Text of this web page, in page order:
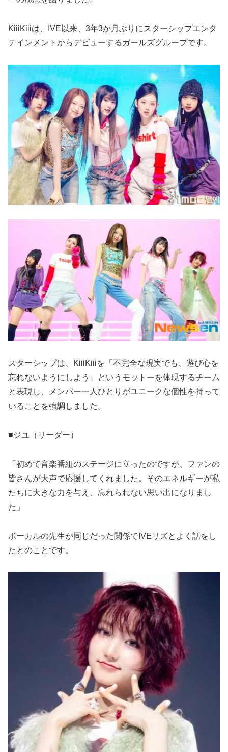
KiiiKiiiは、IVE以来、3年3か月ぶりにスターシップエンタ
テインメントからデビューするガールズグループです。
スターシップは、KiiiKiiiを「不完全な現実でも、遊び心を
忘れないようにしよう」というモットーを体現するチーム
と表現し、メンバー一人ひとりがユニークな個性を持って
いることを強調しました。
■ジユ（リーダー）
「初めて音楽番組のステージに立ったのですが、ファンの
皆さんが大声で応援してくれました。そのエネルギーが私
たちに大きな力を与え、忘れられない思い出になりまし
た」
ボーカルの先生が同じだった関係でIVEリズとよく話をし
たとのことです。